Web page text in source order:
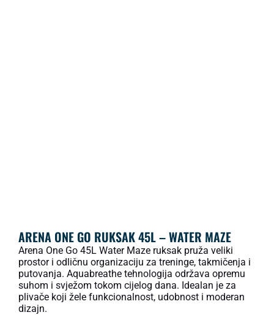
ARENA ONE GO RUKSAK 45L – WATER MAZE
Arena One Go 45L Water Maze ruksak pruža veliki
prostor i odličnu organizaciju za treninge, takmičenja i
putovanja. Aquabreathe tehnologija održava opremu
suhom i svježom tokom cijelog dana. Idealan je za
plivače koji žele funkcionalnost, udobnost i moderan
dizajn.